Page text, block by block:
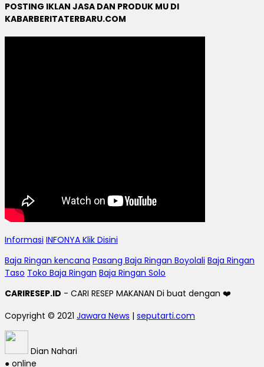
POSTING IKLAN JASA DAN PRODUK MU DI
KABARBERITATERBARU.COM
Informasi INFONYA Klik Disini
Baja Ringan kencana Pasang Baja Ringan Boyolali Baja Ringan
Taso Toko Baja Ringan Baja Ringan Solo
CARIRESEP.ID - CARI RESEP MAKANAN Di buat dengan ❤️
Copyright © 2021 Jawara News | seputarti.com
Dian Nahari
● online